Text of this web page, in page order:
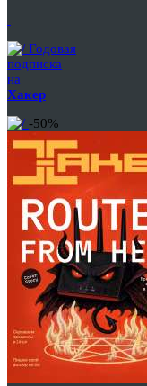
Годовая
подписка
на
Хакер
-50%